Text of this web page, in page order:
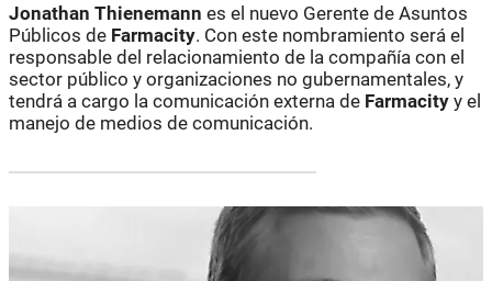
Jonathan Thienemann es el nuevo Gerente de Asuntos
Públicos de Farmacity. Con este nombramiento será el
responsable del relacionamiento de la compañía con el
sector público y organizaciones no gubernamentales, y
tendrá a cargo la comunicación externa de Farmacity y el
manejo de medios de comunicación.